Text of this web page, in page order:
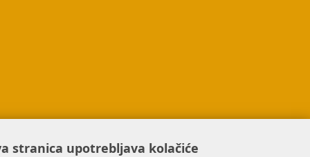
stranica upotrebljava kolačiće